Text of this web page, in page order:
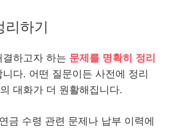
하기
하고자 하는 문제를 명확히 정리
다. 어떤 질문이든 사전에 정리
대화가 더 원활해집니다.
금 수령 관련 문제나 납부 이력에